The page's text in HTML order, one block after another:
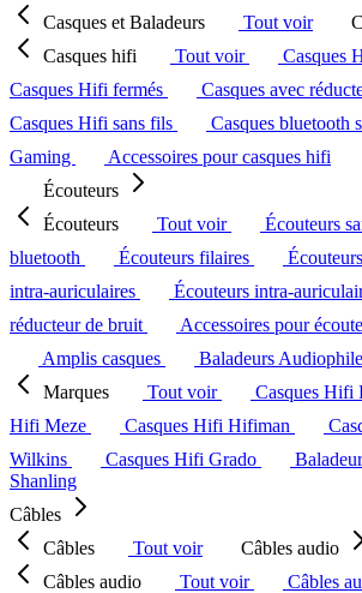
Casques et Baladeurs
Tout voir
Casques hifi
Tout voir
Casques
Casques Hifi fermés
Casques avec
Casques Hifi sans fils
Casques bluetooth
Gaming
Accessoires pour casques hifi
Écouteurs
Écouteurs
Tout voir Écouteurs
bluetooth
Écouteurs filaires
intra-auriculaires
Écouteurs intra-
réducteur de bruit
Accessoires pour
Amplis casques
Baladeurs
Marques
Tout voir Casques Hifi
Hifi Meze
Casques Hifi Hifiman
Wilkins
Casques Hifi Grado
Shanling
Câbles
Câbles
Tout voir
Câbles audio
Câbles audio
Tout voir Câbles